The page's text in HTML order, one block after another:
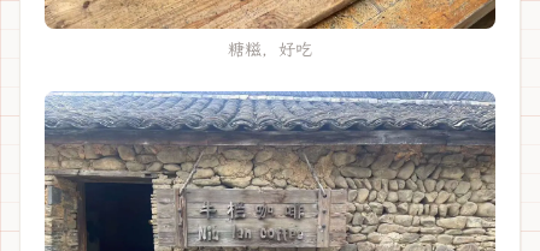
糖糍，好吃